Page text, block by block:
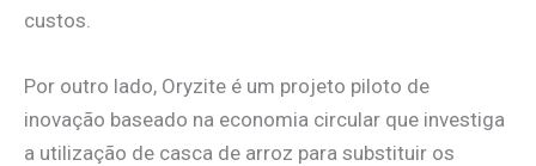
custos.
Por outro lado, Oryzite é um projeto piloto de
inovação baseado na economia circular que investiga
a utilização de casca de arroz para substituir os